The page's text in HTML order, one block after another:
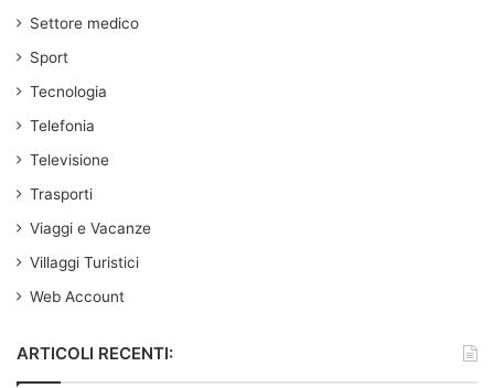
Settore medico
Sport
Tecnologia
Telefonia
Televisione
Trasporti
Viaggi e Vacanze
Villaggi Turistici
Web Account
ARTICOLI RECENTI: